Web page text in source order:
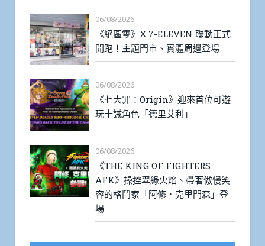
06/08/2026
《絕區零》X 7-ELEVEN 聯動正式
開跑！主題門市、實體周邊登場
06/08/2026
《七大罪：Origin》迎來首位可遊
玩十誡角色「德里艾利」
06/08/2026
《THE KING OF FIGHTERS
AFK》操控翠綠火焰、帶著傲慢笑
容的格鬥家「阿修．克里門森」登
場